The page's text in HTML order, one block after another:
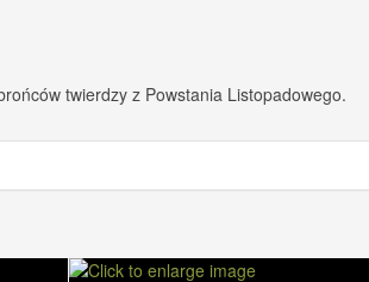
twierdzy z Powstania Listopadowego.